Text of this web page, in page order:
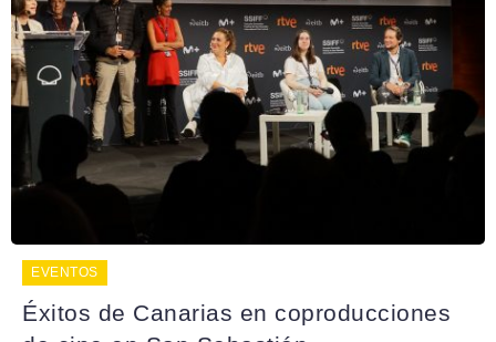
EVENTOS
Éxitos de Canarias en coproducciones